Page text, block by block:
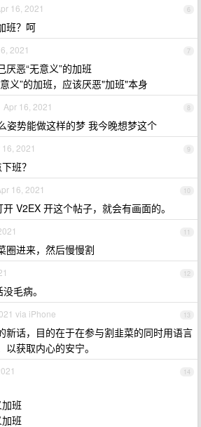
6
16, 2021
班？呵
7
2021
厌恶“无意义”的加班
义”的加班，应该厌恶"加班"本身
8
Apr 16, 2021
姿势能做这样的梦 我今晚想梦这个
9
16, 2021
班？
10
16, 2021
开 V2EX 开这个帖子，就会有画面的。
11
圈进来，然后慢慢割
12
毛病。
13
via iPhone
新话，目的在于在参与割韭菜的同时用语言
获取内心的安宁。
14
班
班